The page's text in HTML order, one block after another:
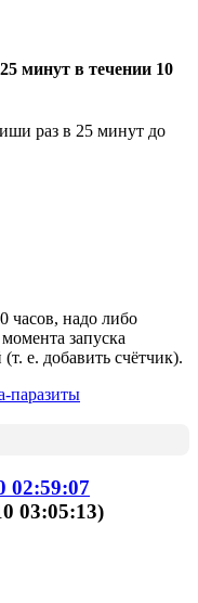
минут в течении 10
раз в 25 минут до
часов, надо либо
запуска
е. добавить счётчик).
паразиты
02:59:07
03:05:13)